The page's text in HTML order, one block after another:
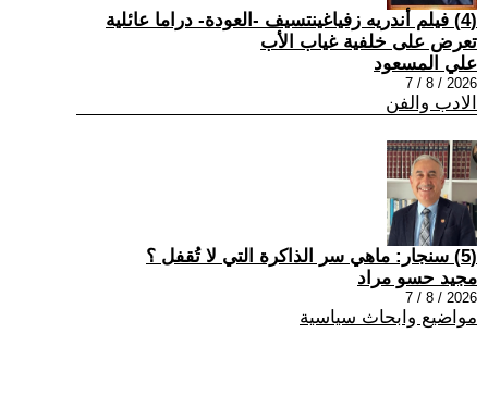
(4) فيلم أندريه زفياغينتسيف -العودة- دراما عائلية
تعرض على خلفية غياب الأب
علي المسعود
2026 / 8 / 7
الادب والفن
(5) سنجار: ماهي سر الذاكرة التي لا تُقفل ؟
مجيد حسو مراد
2026 / 8 / 7
مواضيع وابحاث سياسية